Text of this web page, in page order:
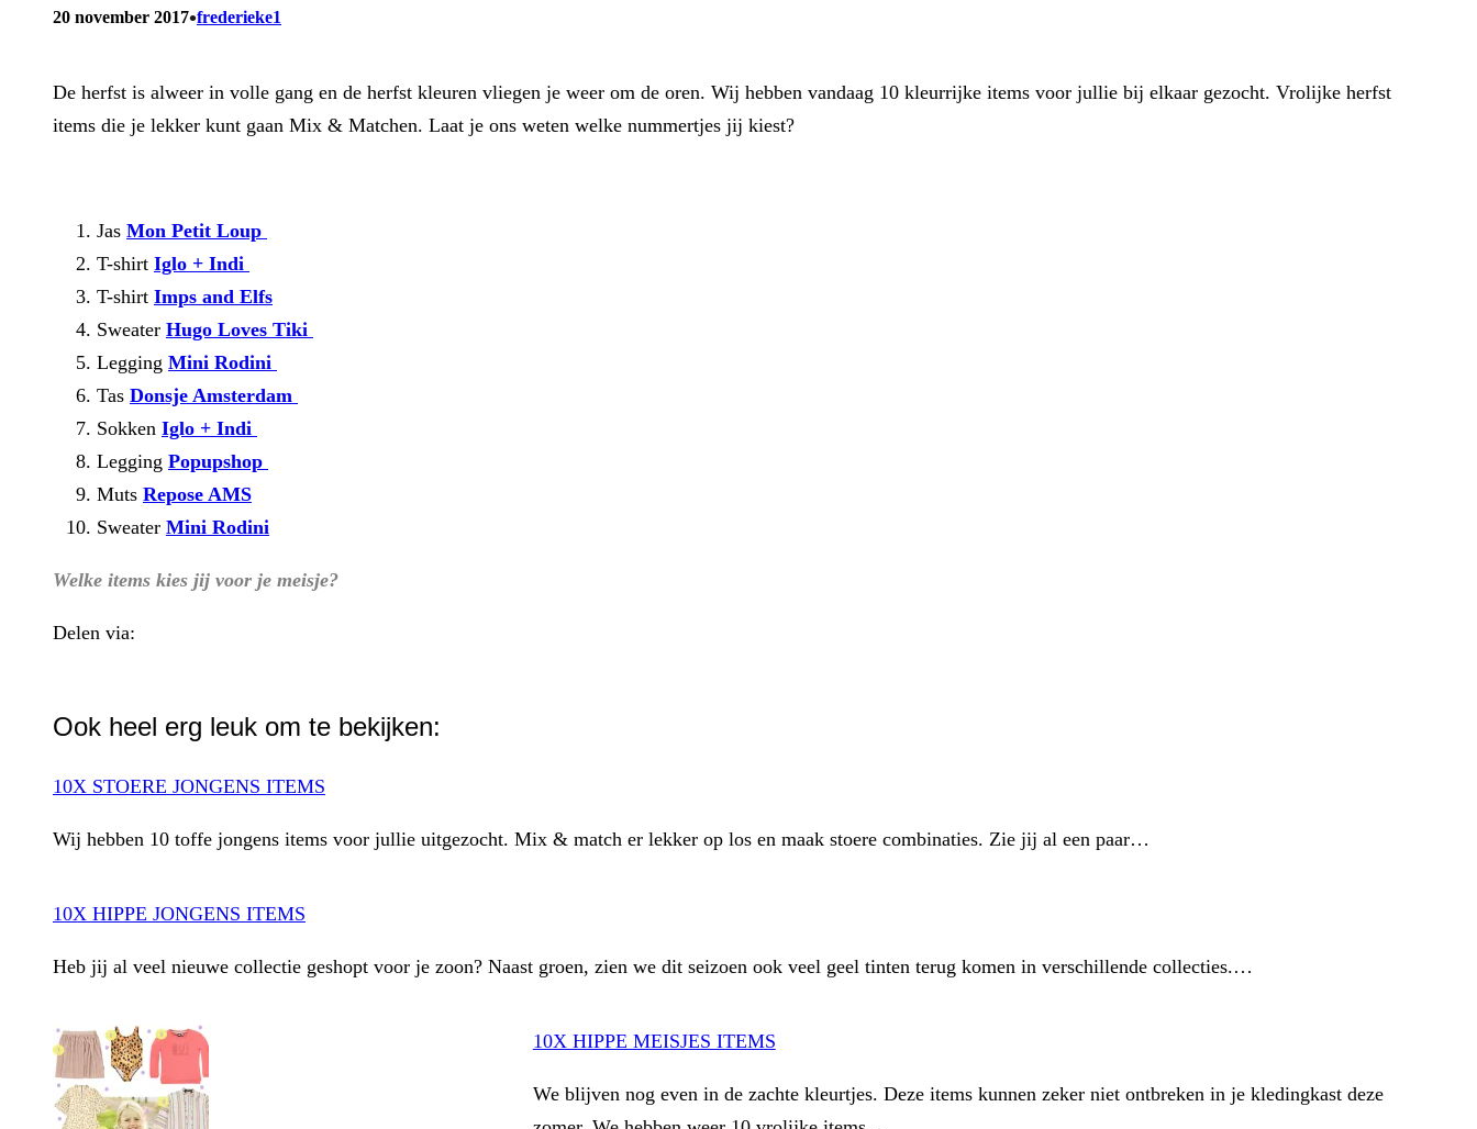
20 november 2017•frederieke1
De herfst is alweer in volle gang en de herfst kleuren vliegen je weer om de oren. Wij hebben vandaag 10 kleurrijke items voor jullie bij elkaar gezocht. Vrolijke herfst
items die je lekker kunt gaan Mix & Matchen. Laat je ons weten welke nummertjes jij kiest?
Jas Mon Petit Loup
T-shirt Iglo + Indi
T-shirt Imps and Elfs
Sweater Hugo Loves Tiki
Legging Mini Rodini
Tas Donsje Amsterdam
Sokken Iglo + Indi
Legging Popupshop
Muts Repose AMS
Sweater Mini Rodini
Welke items kies jij voor je meisje?
Delen via:
Ook heel erg leuk om te bekijken:
10X STOERE JONGENS ITEMS
Wij hebben 10 toffe jongens items voor jullie uitgezocht. Mix & match er lekker op los en maak stoere combinaties. Zie jij al een paar…
10X HIPPE JONGENS ITEMS
Heb jij al veel nieuwe collectie geshopt voor je zoon? Naast groen, zien we dit seizoen ook veel geel tinten terug komen in verschillende collecties.…
10X HIPPE MEISJES ITEMS
We blijven nog even in de zachte kleurtjes. Deze items kunnen zeker niet ontbreken in je kledingkast deze